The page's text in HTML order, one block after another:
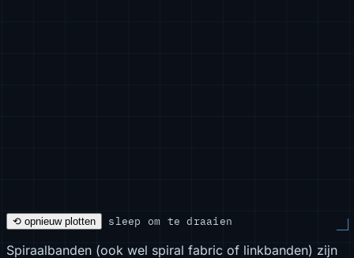
⟲ opnieuw plotten sleep om te draaien
Spiraalbanden (ook wel spiral fabric of linkbanden) zijn